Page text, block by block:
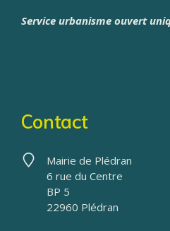
Service urbanisme ouvert
Contact
Mairie de Plédran
6 rue du Centre
BP 5
22960 Plédran